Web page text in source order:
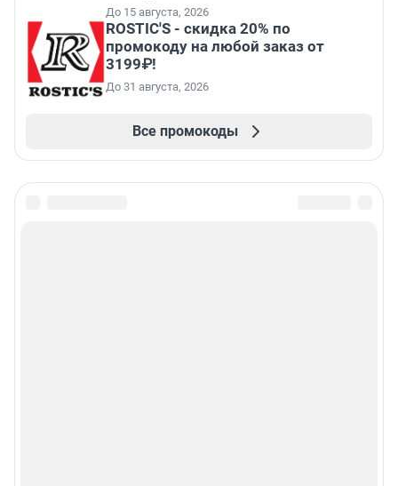
До 15 августа, 2026
ROSTIC'S - скидка 20% по
промокоду на любой заказ от
3199₽!
До 31 августа, 2026
Все промокоды